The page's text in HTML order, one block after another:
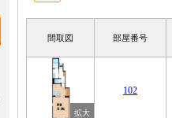
間取図 部屋番号
102